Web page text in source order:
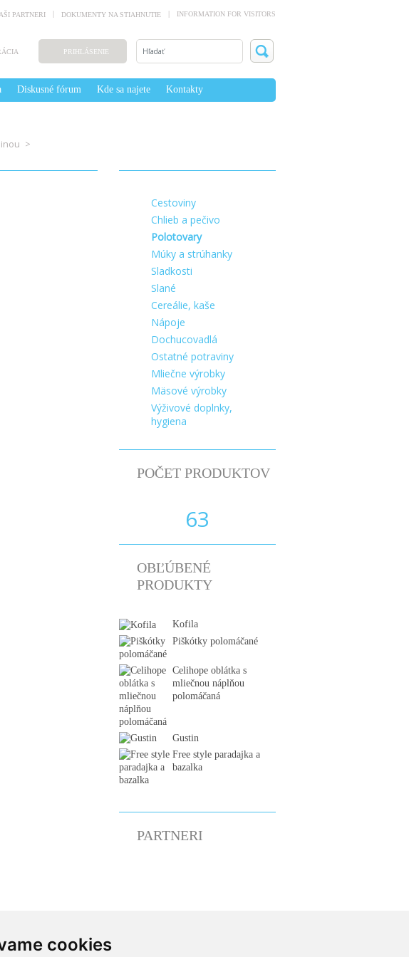
cookies
PARTNERI DOKUMENTY NA STIAHNUTIE INFORMATION FOR VISITORS
PRIHLÁSENIE
Diskusné fórum Kde sa najete Kontakty
Cestoviny
Chlieb a pečivo
Polotovary
Múky a strúhanky
Sladkosti
Slané
Cereálie, kaše
Nápoje
Dochucovadlá
Ostatné potraviny
Mliečne výrobky
Mäsové výrobky
Výživové doplnky,
hygiena
POČET PRODUKTOV
63
OBĽÚBENÉ
PRODUKTY
Kofila
Piškótky polomáčané
Celihope oblátka s
mliečnou náplňou
polomáčaná
Gustin
Free style paradajka a
bazalka
PARTNERI